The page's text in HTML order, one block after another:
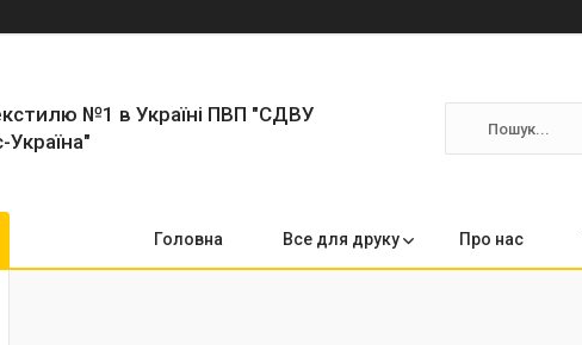
№1 в Україні ПВП "СДВУ
Україна"
Головна Все для друку Про нас